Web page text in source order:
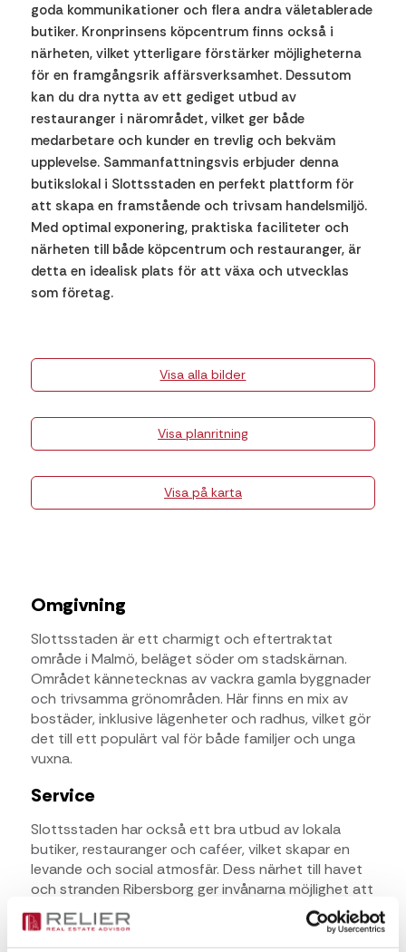
goda kommunikationer och flera andra väletablerade
butiker. Kronprinsens köpcentrum finns också i
närheten, vilket ytterligare förstärker möjligheterna
för en framgångsrik affärsverksamhet. Dessutom
kan du dra nytta av ett gediget utbud av
restauranger i närområdet, vilket ger både
medarbetare och kunder en trevlig och bekväm
upplevelse. Sammanfattningsvis erbjuder denna
butikslokal i Slottsstaden en perfekt plattform för
att skapa en framstående och trivsam handelsmiljö.
Med optimal exponering, praktiska faciliteter och
närheten till både köpcentrum och restauranger, är
detta en idealisk plats för att växa och utvecklas
som företag.
Visa alla bilder
Visa planritning
Visa på karta
Omgivning
Slottsstaden är ett charmigt och eftertraktat
område i Malmö, beläget söder om stadskärnan.
Området kännetecknas av vackra gamla byggnader
och trivsamma grönområden. Här finns en mix av
bostäder, inklusive lägenheter och radhus, vilket gör
det till ett populärt val för både familjer och unga
vuxna.
Service
Slottsstaden har också ett bra utbud av lokala
butiker, restauranger och caféer, vilket skapar en
levande och social atmosfär. Dess närhet till havet
och stranden Ribersborg ger invånarna möjlighet att
njuta av vackra promenader längs kusten.
Kommunikationer